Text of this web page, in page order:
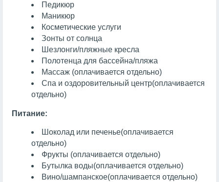
Педикюр
Маникюр
Косметические услуги
Зонты от солнца
Шезлонги/пляжные кресла
Полотенца для бассейна/пляжа
Массаж (оплачивается отдельно)
Спа и оздоровительный центр(оплачивается
отдельно)
Питание:
Шоколад или печенье(оплачивается
отдельно)
Фрукты (оплачивается отдельно)
Бутылка воды(оплачивается отдельно)
Вино/шампанское(оплачивается отдельно)